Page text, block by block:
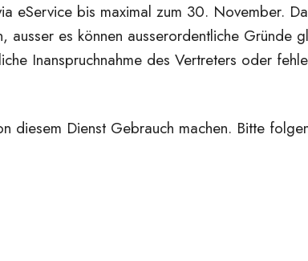
eService bis maximal zum 30. November.
es können ausserordentliche Gründe
Inanspruchnahme des Vertreters oder
diesem Dienst Gebrauch machen. Bitte